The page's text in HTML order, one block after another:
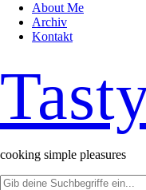
About Me
Archiv
Kontakt
cooking simple pleasures